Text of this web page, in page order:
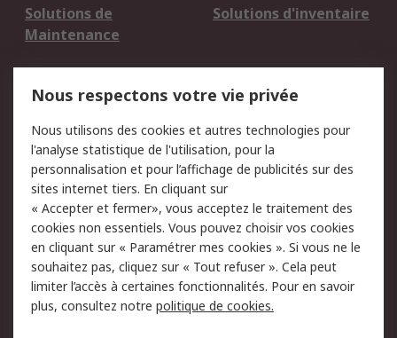
Solutions de
Maintenance
Solutions d'inventaire
du site
Politique de protection
des données - Mise à
jour
Sécurité des E-mails
Conditions générales
de vente
Politique anti-
corruption
Campagnes marketing
A propos de RS
Nous respectons votre vie privée
Nous utilisons des cookies et autres technologies pour
l'analyse statistique de l'utilisation, pour la
personnalisation et pour l’affichage de publicités sur des
sites internet tiers. En cliquant sur
« Accepter et fermer», vous acceptez le traitement des
cookies non essentiels. Vous pouvez choisir vos cookies
en cliquant sur « Paramétrer mes cookies ». Si vous ne le
souhaitez pas, cliquez sur « Tout refuser ». Cela peut
limiter l’accès à certaines fonctionnalités. Pour en savoir
plus, consultez notre politique de cookies.